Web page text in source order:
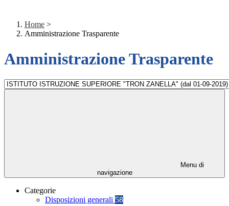
Home >
Amministrazione Trasparente
Amministrazione Trasparente
Menu di
navigazione
Categorie
Disposizioni generali 58